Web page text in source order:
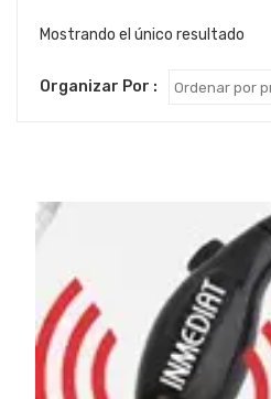
Mostrando el único resultado
Organizar Por :